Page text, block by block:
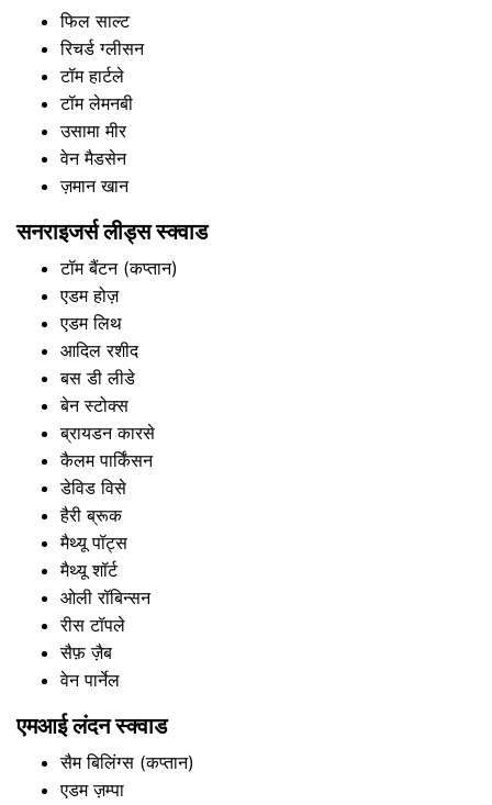
फिल साल्ट
रिचर्ड ग्लीसन
टॉम हार्टले
टॉम लेमनबी
उसामा मीर
वेन मैडसेन
ज़मान खान
सनराइजर्स लीड्स स्क्वाड
टॉम बैंटन (कप्तान)
एडम होज़
एडम लिथ
आदिल रशीद
बस डी लीडे
बेन स्टोक्स
ब्रायडन कारसे
कैलम पार्किंसन
डेविड विसे
हैरी ब्रूक
मैथ्यू पॉट्स
मैथ्यू शॉर्ट
ओली रॉबिन्सन
रीस टॉपले
सैफ़ ज़ैब
वेन पार्नेल
एमआई लंदन स्क्वाड
सैम बिलिंग्स (कप्तान)
एडम ज़म्पा